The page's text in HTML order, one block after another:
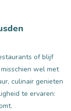
of blijf
wel met
culinair genieten
te ervaren: